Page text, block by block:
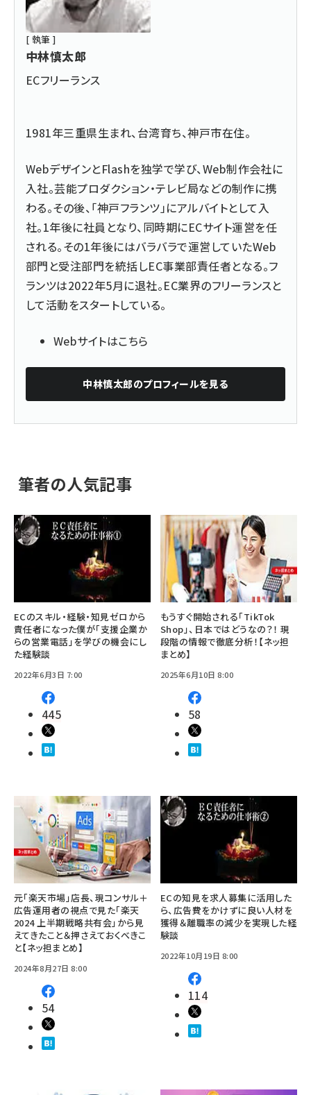
[ 執筆 ]
中林慎太郎
ECフリーランス
1981年三重県生まれ、台湾育ち、神戸市在住。
WebデザインとFlashを独学で学び、Web制作会社に
入社。芸能プロダクション・テレビ局などの制作に携
わる。その後、「神戸フランツ」にアルバイトとして入
社。1年後に社員となり、同時期にECサイト運営を任
される。その1年後にはバラバラで運営していたWeb
部門と受注部門を統括しEC事業部責任者となる。フ
ランツは2022年5月に退社。EC業界のフリーランスと
して活動をスタートしている。
Webサイトはこちら
中林慎太郎のプロフィールを見る
筆者の人気記事
ECのスキル・経験・知見ゼロから
責任者になった僕が「支援企業か
らの営業電話」を学びの機会にし
た経験談
2022年6月3日 7:00
445
もうすぐ開始される「TikTok
Shop」、日本ではどうなの？！ 現
段階の情報で徹底分析！【ネッ担
まとめ】
2025年6月10日 8:00
58
元「楽天市場」店長、現コンサル＋
広告運用者の視点で見た「楽天
2024 上半期戦略共有会」から見
えてきたこと＆押さえておくべきこ
と【ネッ担まとめ】
2024年8月27日 8:00
54
ECの知見を求人募集に活用した
ら、広告費をかけずに良い人材を
獲得＆離職率の減少を実現した経
験談
2022年10月19日 8:00
114